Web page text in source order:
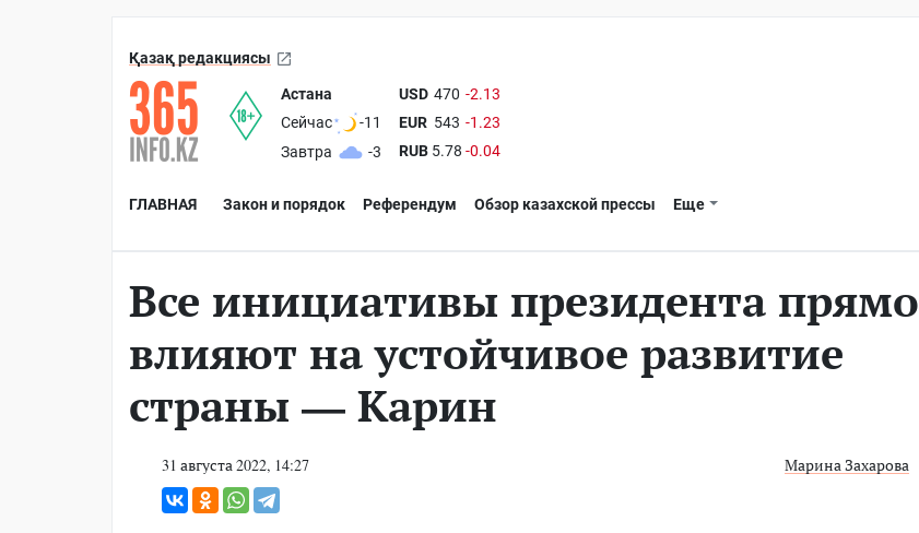
Қазақ редакциясы
Астана
Сейчас
-11
Завтра
-3
USD 470 -2.13
EUR 543 -1.23
RUB 5.78 -0.04
ГЛАВНАЯ Закон и порядок Референдум Обзор казахской прессы Еще
Все инициативы президента прямо
влияют на устойчивое развитие
страны — Карин
31 августа 2022, 14:27 Марина Захарова